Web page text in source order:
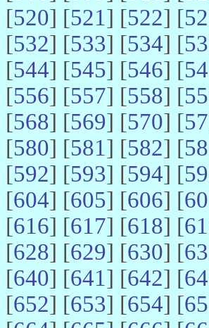
[520] [521] [522] [
[532] [533] [534] [
[544] [545] [546] [
[556] [557] [558] [
[568] [569] [570] [
[580] [581] [582] [
[592] [593] [594] [
[604] [605] [606] [
[616] [617] [618] [
[628] [629] [630] [
[640] [641] [642] [
[652] [653] [654] [